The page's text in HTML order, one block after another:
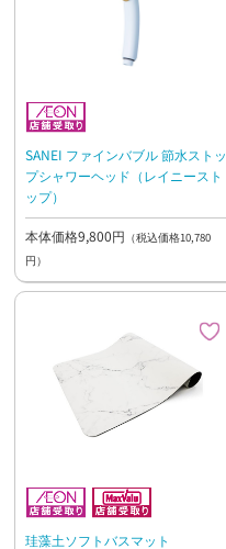
SANEI ファインバブル 節水ストッ
プシャワーヘッド（レイニースト
ップ）
本体価格9,800円 （税込価格10,780
円）
珪藻土ソフトバスマット